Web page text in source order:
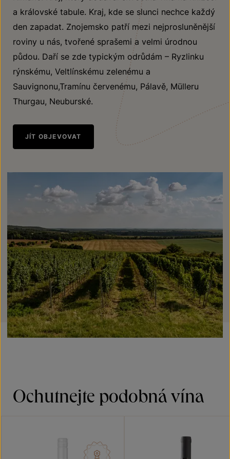
a královské tabule. Kraj, kde se slunci nechce každý
den zapadat. Znojemsko patří mezi nejprosluněnější
roviny u nás, tvořené sprašemi a velmi úrodnou
půdou. Daří se zde typickým odrůdám – Ryzlinku
rýnskému, Veltlínskému zelenému a
Sauvignonu,Tramínu červenému, Pálavě, Mülleru
Thurgau, Neuburské.
JÍT OBJEVOVAT
Ochutnejte podobná vína